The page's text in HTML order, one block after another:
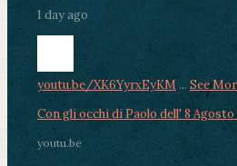
1 day ago
youtu.be/XK6YyrxEyKM ... See
Con gli occhi di Paolo dell' 8 Agosto
youtu.be